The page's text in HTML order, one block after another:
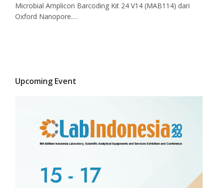
Microbial Amplicon Barcoding Kit 24 V14 (MAB114) dari
Oxford Nanopore.…
Upcoming Event